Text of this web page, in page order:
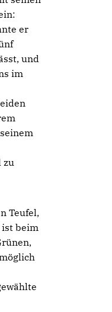
er
und
im
zu
Teufel,
beim